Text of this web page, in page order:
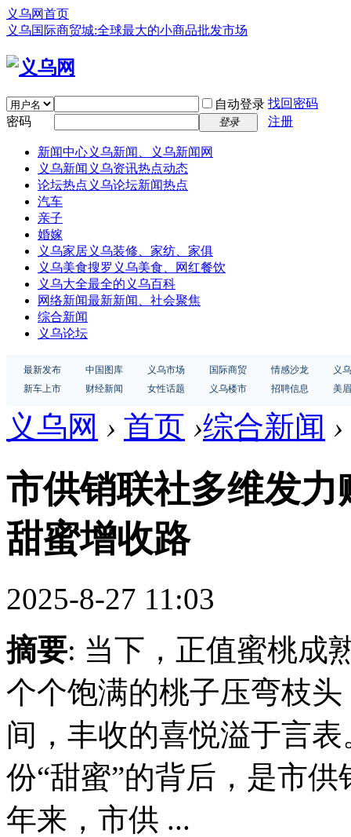
义乌网首页
义乌国际商贸城:全球最大的小商品批发市场
自动登录 找回密码
密码
登录 注册
新闻中心义乌新闻、义乌新闻网
义乌新闻 义乌资讯热点动态
论坛热点 义乌论坛新闻热点
汽车
亲子
婚嫁
义乌家居义乌装修、家纺、家俱
义乌美食搜罗义乌美食、网红餐饮
义乌大全最全的义乌百科
网络新闻最新新闻、社会聚焦
综合新闻
义乌论坛
最新发布 中国图库 义乌市场 国际商贸 情感沙龙
义
新车上市
财经新闻 女性话题 义乌楼市 招聘信息 美
义乌网 › 首页 ›综合新闻 ›
市供销联社多维发
甜蜜增收路
2025-8-27 11:03
摘要: 当下，正值蜜桃成
个个饱满的桃子压弯枝
间，丰收的喜悦溢于言
份“甜蜜”的背后，是市
年来，市供 ...